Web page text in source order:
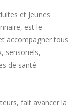
et Jeunes
est le
accompagner tous
sensoriels,
de santé
fait avancer la